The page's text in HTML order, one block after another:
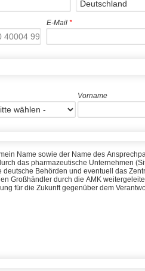
E-Mail *
Vorname
Name sowie der Name des
für die Zukunft gegenüber dem